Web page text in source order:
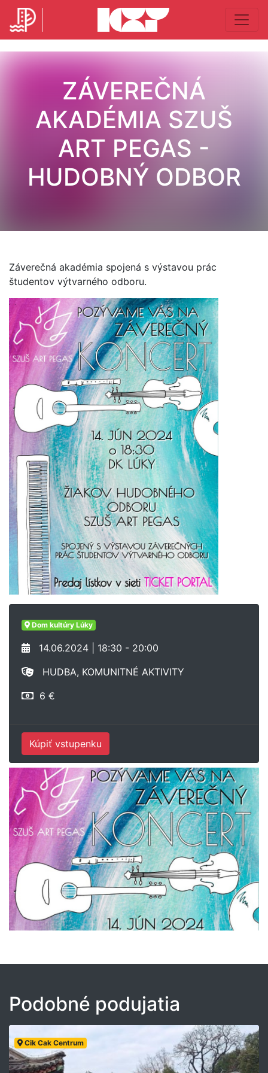
ZÁVEREČNÁ
AKADÉMIA SZUŠ
ART PEGAS -
HUDOBNÝ ODBOR
Záverečná akadémia spojená s výstavou prác
študentov výtvarného odboru.
Dom kultúry Lúky
14.06.2024 | 18:30 - 20:00
HUDBA, KOMUNITNÉ AKTIVITY
6 €
Kúpiť vstupenku
Podobné podujatia
Cik Cak Centrum